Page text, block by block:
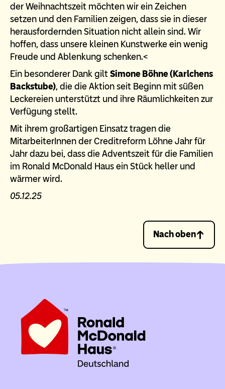
der Weihnachtszeit möchten wir ein Zeichen
setzen und den Familien zeigen, dass sie in dieser
herausfordernden Situation nicht allein sind. Wir
hoffen, dass unsere kleinen Kunstwerke ein wenig
Freude und Ablenkung schenken.<
Ein besonderer Dank giltSimone Böhne (Karlchens
Backstube), die die Aktion seit Beginn mit süßen
Leckereien unterstützt und ihre Räumlichkeiten zur
Verfügung stellt.
Mit ihrem großartigen Einsatz tragen die
MitarbeiterInnen der Creditreform Löhne Jahr für
Jahr dazu bei, dass die Adventszeit für die Familien
im Ronald McDonald Haus ein Stück heller und
wärmer wird.
05.12.25
Nach oben